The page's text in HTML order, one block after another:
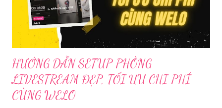
doanh nghiệp, nhà sáng tạo nội dung. Việc lựa chọn đúng phần
mềm sẽ giúp bu...
HƯỚNG DẪN SETUP PHÒNG
LIVESTREAM ĐẸP, TỐI ƯU CHI PHÍ
CÙNG WELO